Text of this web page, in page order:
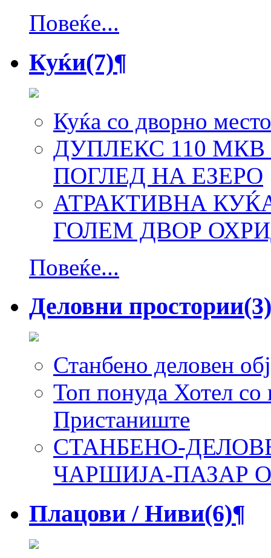
Повеќе...
Куќи(7)¶
Куќа со дворно
ДУПЛЕКС 110
ПОГЛЕД НА ЕЗЕРО
АТРАКТИВНА
ГОЛЕМ ДВОР
Повеќе...
Деловни простории(3)
Станбено деловен
Топ понуда Хотел со
Пристаниште
СТАНБЕНО-
ЧАРШИЈА-ПАЗАР
Плацови / Ниви(6)¶